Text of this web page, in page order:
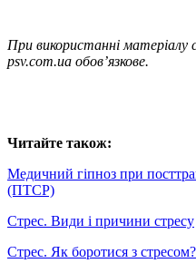
При використанні
psv.com.ua обов’язкове.
Читайте також:
Медичний гіпноз при
(ПТСР)
Стрес. Види і причини стресу
Стрес. Як боротися з стресом?